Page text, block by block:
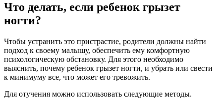
Что делать, если ребенок грызет
ногти?
Чтобы устранить это пристрастие, родители должны найти
подход к своему малышу, обеспечить ему комфортную
психологическую обстановку. Для этого необходимо
выяснить, почему ребенок грызет ногти, и убрать или свести
к минимуму все, что может его тревожить.
Для отучения можно использовать следующие методы.